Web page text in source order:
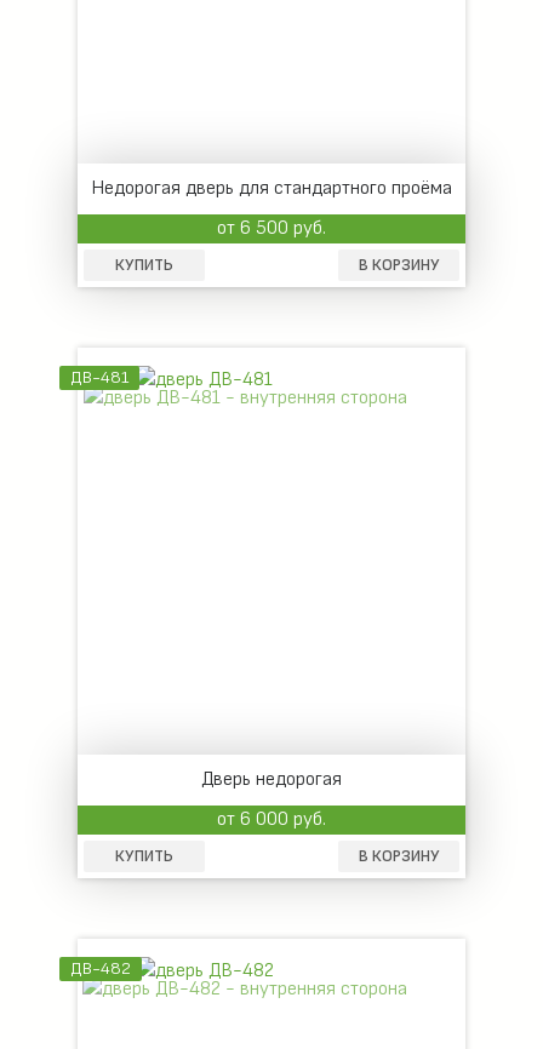
Недорогая дверь для стандартного проёма
от 6 500 руб.
КУПИТЬ В КОРЗИНУ
ДВ-481
Дверь недорогая
от 6 000 руб.
КУПИТЬ В КОРЗИНУ
ДВ-482